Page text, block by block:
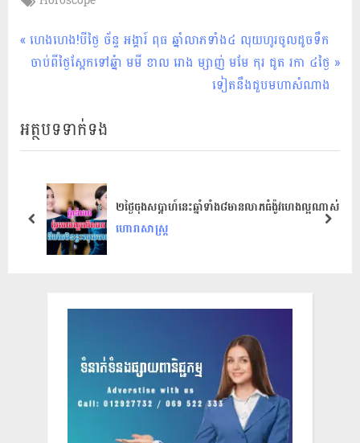
Post
navigation
P
r
i
o
P
ហេងហេង!បីថ្ងៃ ច័ន្ទ អង្គារ៍ ពុធ ​ឆ្នាំលាភទាំង​៤ លុយហូរចូលដូចទឹក
N
t
P
t
ចាប់ពីថ្ងៃស្អែកទៅឆ្នំា មមី ខាល រោង ម្សាញ់ មមែ កុរ ជូត រកា ៤​ថ្ងៃ​
ទៀត​នឹង​ជួប​មហា​សំណាង
អត្ថបទទាក់ទង
២ថ្ងៃចុងសប្តាហ៍នេះឆ្នាំ​ទាំង​៨​មានលាភ​ធំ​ង៉ូវហេងល្អណាស់
ហោរាសាស្ត្រ
prev next